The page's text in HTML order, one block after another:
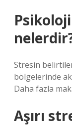
Stresin
bölgelerinde
Daha fazla
Aşırı